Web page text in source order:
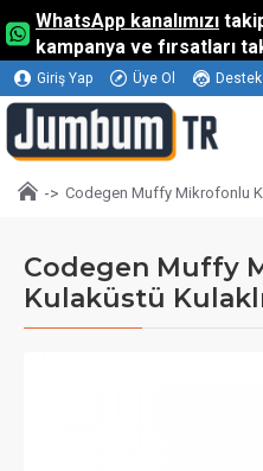
WhatsApp kanalımızı
kampanya ve fırsatları
Giriş Yap Üye Ol
Codegen Muffy Mikrofonlu
Codegen Muffy
Kulaküstü